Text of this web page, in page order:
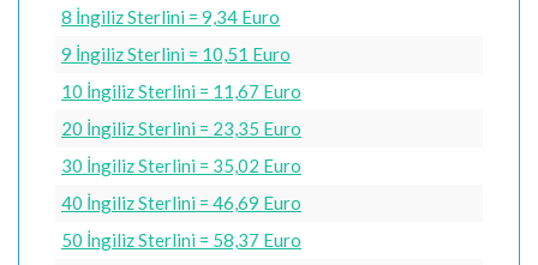
8 İngiliz Sterlini = 9,34 Euro
9 İngiliz Sterlini = 10,51 Euro
10 İngiliz Sterlini = 11,67 Euro
20 İngiliz Sterlini = 23,35 Euro
30 İngiliz Sterlini = 35,02 Euro
40 İngiliz Sterlini = 46,69 Euro
50 İngiliz Sterlini = 58,37 Euro